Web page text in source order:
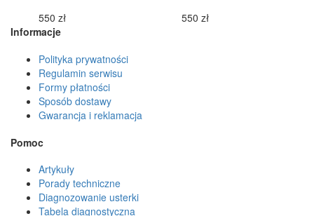
550 zł 550 zł
Informacje
Polityka prywatności
Regulamin serwisu
Formy płatności
Sposób dostawy
Gwarancja i reklamacja
Pomoc
Artykuły
Porady techniczne
Diagnozowanie usterki
Tabela diagnostyczna